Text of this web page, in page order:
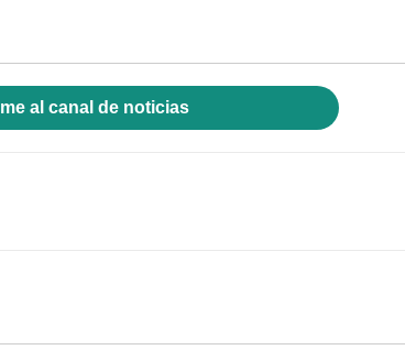
al canal de noticias